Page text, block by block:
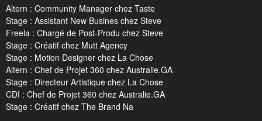
Altern : Community Manager chez Taste
Stage : Assistant New Busines chez Steve
Freela : Chargé de Post-Produ chez Steve
Stage : Créatif chez Mutt Agency
Stage : Motion Designer chez La Chose
Altern : Chef de Projet 360 chez Australie.GA
Stage : Directeur Artistique chez La Chose
CDI : Chef de Projet 360 chez Australie.GA
Stage : Créatif chez The Brand Na
...